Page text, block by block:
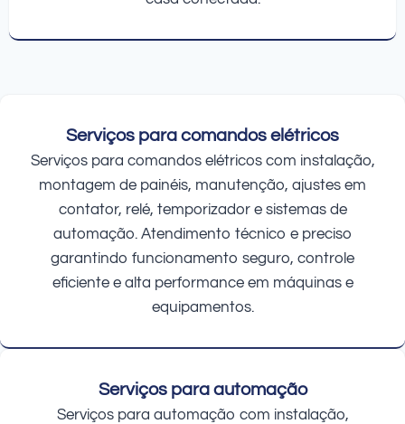
Serviços para comandos elétricos
Serviços para comandos elétricos com instalação,
montagem de painéis, manutenção, ajustes em
contator, relé, temporizador e sistemas de
automação. Atendimento técnico e preciso
garantindo funcionamento seguro, controle
eficiente e alta performance em máquinas e
equipamentos.
Serviços para automação
Serviços para automação com instalação,